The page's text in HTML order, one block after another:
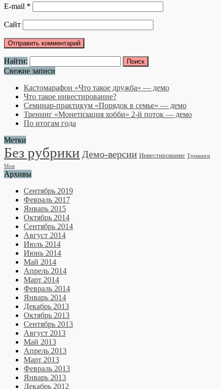
E-mail *
Сайт
Найти:
Свежие записи
Кастомарафон «Что такое дружба» — демо
Что такое инвестирование?
Семинар-практикум «Порядок в семье» — демо
Тренинг «Монетизация хобби» 2-й поток — демо
По итогам года
Метки
Без рубрики Демо-версии Инвестирование Тренинги
Мои
Архивы
Сентябрь 2019
Февраль 2017
Январь 2015
Октябрь 2014
Сентябрь 2014
Август 2014
Июль 2014
Июнь 2014
Май 2014
Апрель 2014
Март 2014
Февраль 2014
Январь 2014
Декабрь 2013
Октябрь 2013
Сентябрь 2013
Август 2013
Май 2013
Апрель 2013
Март 2013
Февраль 2013
Январь 2013
Декабрь 2012